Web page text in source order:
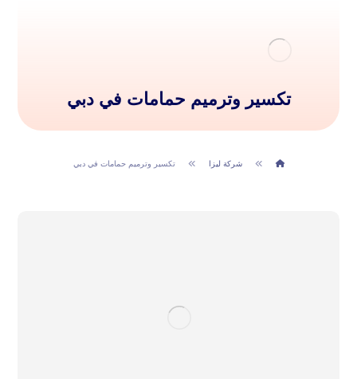
تكسير وترميم حمامات في دبي
شركة ليزا تكسير وترميم حمامات في دبي